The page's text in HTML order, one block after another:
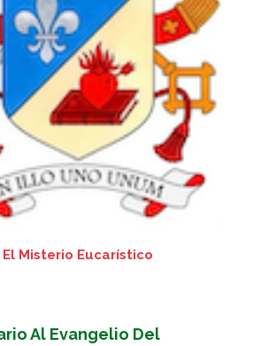
El Misterio Eucarístico
Al Evangelio Del